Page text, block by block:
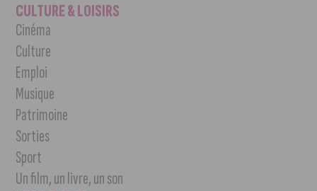
CULTURE & LOISIRS
Cinéma
Culture
Emploi
Musique
Patrimoine
Sorties
Sport
Un film, un livre, un son